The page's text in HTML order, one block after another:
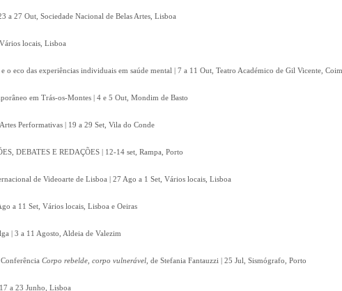
a 27 Out, Sociedade Nacional de Belas Artes, Lisboa
locais, Lisboa
o eco das experiências individuais em saúde mental | 7 a 11 Out, Teatro Académico de Gil Vicente,
em Trás-os-Montes | 4 e 5 Out, Mondim de Basto
Performativas | 19 a 29 Set, Vila do Conde
DEBATES E REDAÇÕES | 12-14 set, Rampa, Porto
de Videoarte de Lisboa | 27 Ago a 1 Set, Vários locais, Lisboa
a 11 Set, Vários locais, Lisboa e Oeiras
| 3 a 11 Agosto, Aldeia de Valezim
Corpo rebelde, corpo vulnerável , de Stefania Fantauzzi | 25 Jul, Sismógrafo, Porto
a 23 Junho, Lisboa